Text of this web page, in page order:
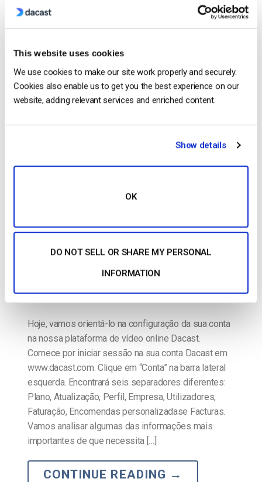
This website uses cookies
We use cookies to make our site work properly and securely.
Cookies also enable us to get you the best experience on our
website, adding relevant services and enriched content.
Show details
OK
DO NOT SELL OR SHARE MY PERSONAL
INFORMATION
dias adiantados, num total de $750 USD. Receberá
um total de 6.000 GB de largura de banda durante os
CONTINUE READING→
Como configurar a sua conta na
Hoje, vamos orientá-lo na configuração da sua conta
na nossa plataforma de vídeo online Dacast.
Comece por iniciar sessão na sua conta Dacast em
www.dacast.com. Clique em “Conta” na barra lateral
esquerda. Encontrará seis separadores diferentes:
Plano, Atualização, Perfil, Empresa, Utilizadores,
Faturação, Encomendas personalizadase Facturas.
Vamos analisar algumas das informações mais
importantes de que necessita […]
CONTINUE READING →